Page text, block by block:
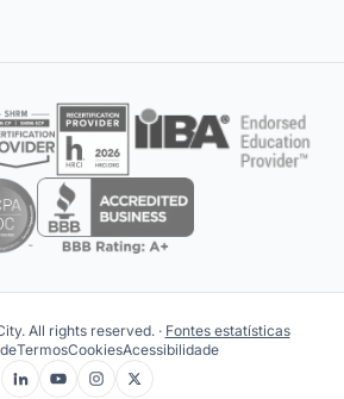
All rights reserved. · Fontes estatísticas
TermosCookiesAcessibilidade